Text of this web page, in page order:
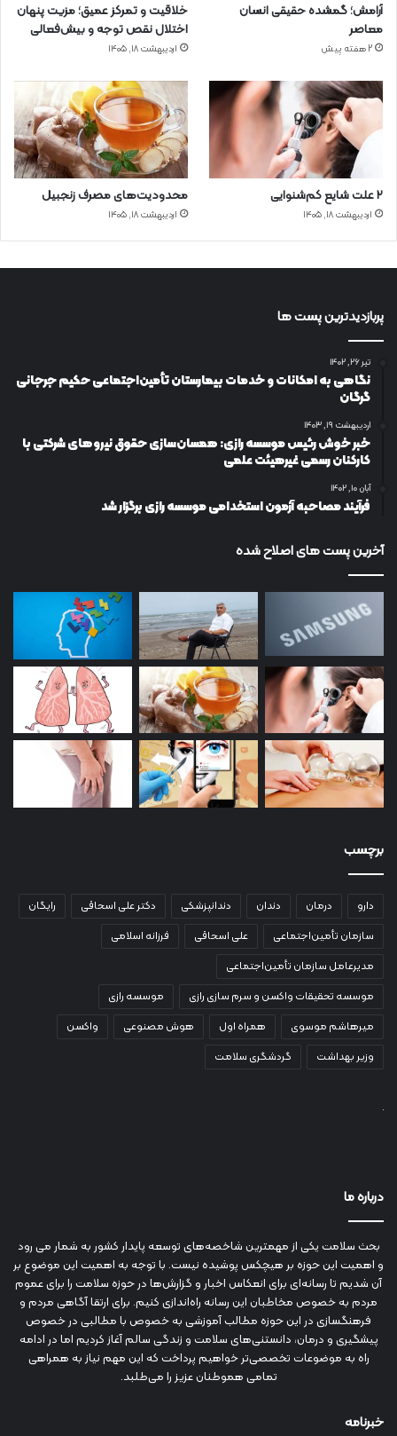
آرامش؛ گمشده حقیقی انسان
معاصر
2 هفته پیش
خلاقیت و تمرکز عمیق؛ مزیت پنهان
اختلال نقص توجه و بیش‌فعالی
اردیبهشت ۱۸, ۱۴۰۵
۲ علت شایع‌ کم‌شنوایی
اردیبهشت ۱۸, ۱۴۰۵
محدودیت‌های مصرف زنجبیل
اردیبهشت ۱۸, ۱۴۰۵
پربازدیدترین پست ها
تیر ۲۶, ۱۴۰۲
نگاهی به امکانات و خدمات بیمارستان تأمین‌اجتماعی حکیم جرجانی
گرگان
اردیبهشت ۱۹, ۱۴۰۳
خبر خوش رئیس موسسه رازی: همسان‌سازی حقوق نیروهای شرکتی با
کارکنان رسمی غیرهیئت علمی
آبان ۱۰, ۱۴۰۲
فرآیند مصاحبه آزمون استخدامی موسسه رازی برگزار شد
آخرین پست های اصلاح شده
برچسب
دارو درمان دندان دندانپزشکی دکتر علی اسحاقی
رایگان
سازمان تأمین‌اجتماعی
علی اسحاقی
فرزانه اسلامی
مدیرعامل سازمان تأمین‌اجتماعی
موسسه تحقیقات واکسن و سرم سازی رازی
موسسه رازی
میرهاشم موسوی
همراه اول هوش مصنوعی
واکسن
وزیر بهداشت
گردشگری سلامت
درباره ما
بحث سلامت یکی از مهمترین شاخصه‌های توسعه پایدار کشور به شمار می رود
و اهمیت این حوزه بر هیچکس پوشیده نیست. با توجه به اهمیت این موضوع بر
آن شدیم تا رسانه‌ای برای انعکاس اخبار و گزارش‌ها در حوزه سلامت را برای عموم
مردم به خصوص مخاطبان این رسانه راه‌اندازی کنیم. برای ارتقا آگاهی مردم و
فرهنگسازی در این حوزه مطالب آموزشی به خصوص با مطالبی در خصوص
پیشگیری و درمان، دانستنی‌های سلامت و زندگی سالم آغاز کردیم اما در ادامه
راه به موضوعات تخصصی‌تر خواهیم پرداخت که این مهم نیاز به همراهی
تمامی هموطنان عزیز را می‌طلبد.
خبرنامه